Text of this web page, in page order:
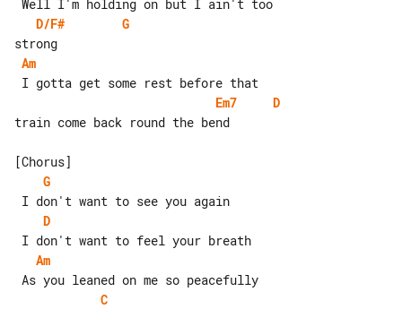
D/F#
G
Am
Em7
D
train come back round the bend
G
D
Am
C